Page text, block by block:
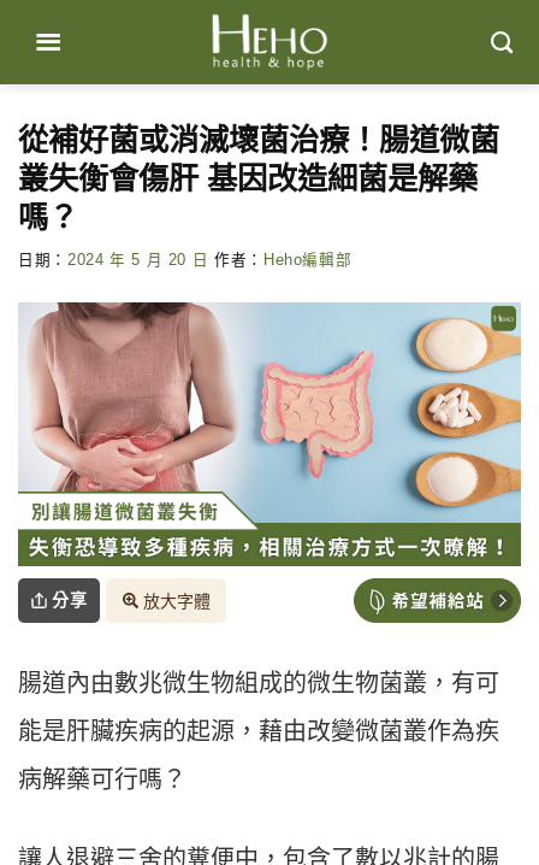
content
從補好菌或消滅壞菌治療！腸道微菌
叢失衡會傷肝 基因改造細菌是解藥
嗎？
日期： 2024 年 5 月 20 日 作者： Heho編輯部
分享 放大字體
腸道內由數兆微生物組成的微生物菌叢，有可
能是肝臟疾病的起源，藉由改變微菌叢作為疾
病解藥可行嗎？
讓人退避三舍的糞便中，包含了數以兆計的腸